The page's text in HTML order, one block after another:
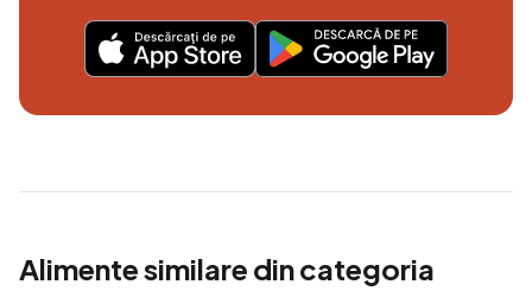
Alimente similare din categoria